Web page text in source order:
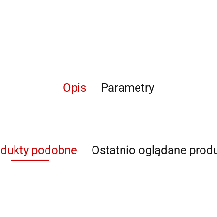
Opis Parametry
podobne Ostatnio oglądane